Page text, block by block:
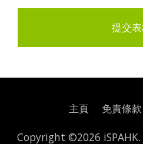
主頁 免責條款
Copyright ©2026